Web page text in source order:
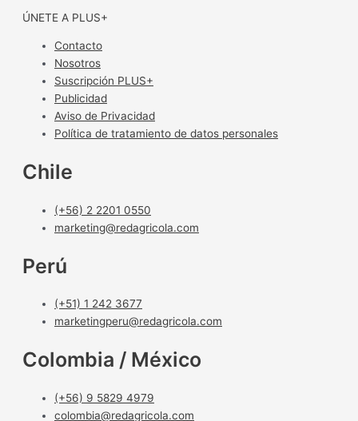
ÚNETE A PLUS+
Contacto
Nosotros
Suscripción PLUS+
Publicidad
Aviso de Privacidad
Política de tratamiento de datos personales
Chile
(+56) 2 2201 0550
marketing@redagricola.com
Perú
(+51) 1 242 3677
marketingperu@redagricola.com
Colombia / México
(+56) 9 5829 4979
colombia@redagricola.com